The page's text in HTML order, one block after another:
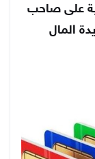
على صاحب
المال